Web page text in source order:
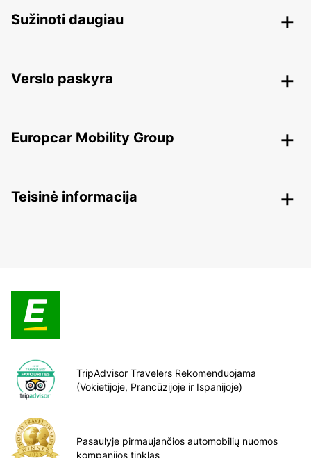
Sužinoti daugiau
Verslo paskyra
Europcar Mobility Group
Teisinė informacija
TripAdvisor Travelers Rekomenduojama
(Vokietijoje, Prancūzijoje ir Ispanijoje)
Pasaulyje pirmaujančios automobilių nuomos
kompanijos tinklas